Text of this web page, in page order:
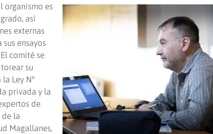
organismo es
así
externas
ensayos
comité se
su
Ley N°
privada y la
de
de la
Magallanes,